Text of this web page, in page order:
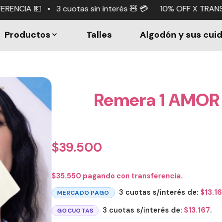
interés 🧸 💳 10% OFF X TRANSFERENCIA 💵 • 3
Productos Talles Algodón y sus
Remera 1
$39.500
$35.550 pagando con transferencia.
MERCADO PAGO 3 cuotas s/interés de: $
GOCUOTAS 3 cuotas s/interés de: $13.167.